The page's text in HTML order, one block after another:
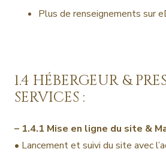
Plus de renseignements sur
1.4 HÉBERGEUR &
SERVICES :
– 1.4.1 Mise en ligne du site &
• Lancement et suivi du site avec